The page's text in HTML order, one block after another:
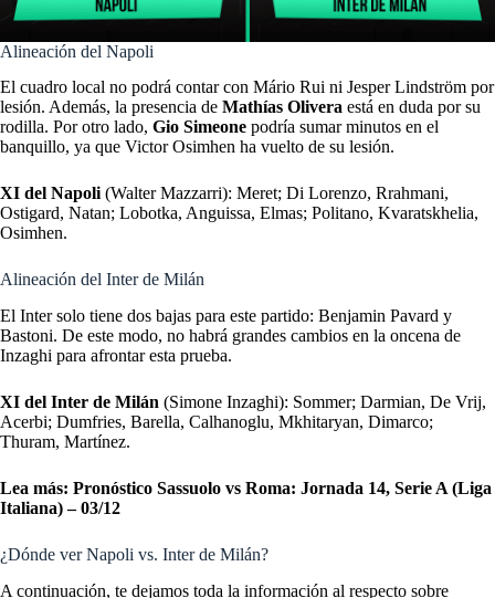
Alineación del Napoli
El cuadro local no podrá contar con Mário Rui ni Jesper Lindström por
lesión. Además, la presencia de Mathías Olivera está en duda por su
rodilla. Por otro lado, Gio Simeone podría sumar minutos en el
banquillo, ya que Victor Osimhen ha vuelto de su lesión.
XI del Napoli(Walter Mazzarri): Meret; Di Lorenzo, Rrahmani,
Ostigard, Natan; Lobotka, Anguissa, Elmas; Politano, Kvaratskhelia,
Osimhen.
Alineación del Inter de Milán
El Inter solo tiene dos bajas para este partido: Benjamin Pavard y
Bastoni. De este modo, no habrá grandes cambios en la oncena de
Inzaghi para afrontar esta prueba.
XI del Inter de Milán (Simone Inzaghi): Sommer; Darmian, De Vrij,
Acerbi; Dumfries, Barella, Calhanoglu, Mkhitaryan, Dimarco;
Thuram, Martínez.
Lea más: Pronóstico Sassuolo vs Roma: Jornada 14, Serie A (Liga
Italiana) – 03/12
¿Dónde ver Napoli vs. Inter de Milán?
A continuación, te dejamos toda la información al respecto sobre